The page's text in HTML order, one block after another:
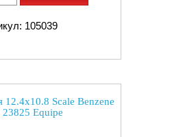
105039
12.4x10.8 Scale Benzene
23825 Equipe